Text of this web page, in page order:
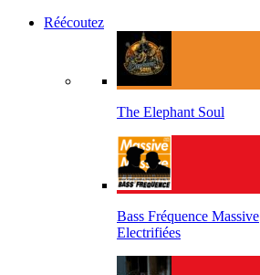
Réécoutez
The Elephant Soul
Bass Fréquence Massive
Electrifiées